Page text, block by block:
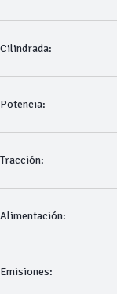
Cilindrada:
Potencia:
Tracción:
Alimentación:
Emisiones: